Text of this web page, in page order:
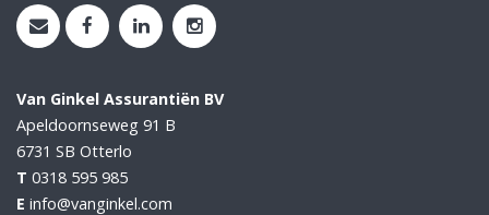
Van Ginkel Assurantiën BV
Apeldoornseweg 91 B
6731 SB Otterlo
T 0318 595 985
E info@vanginkel.com